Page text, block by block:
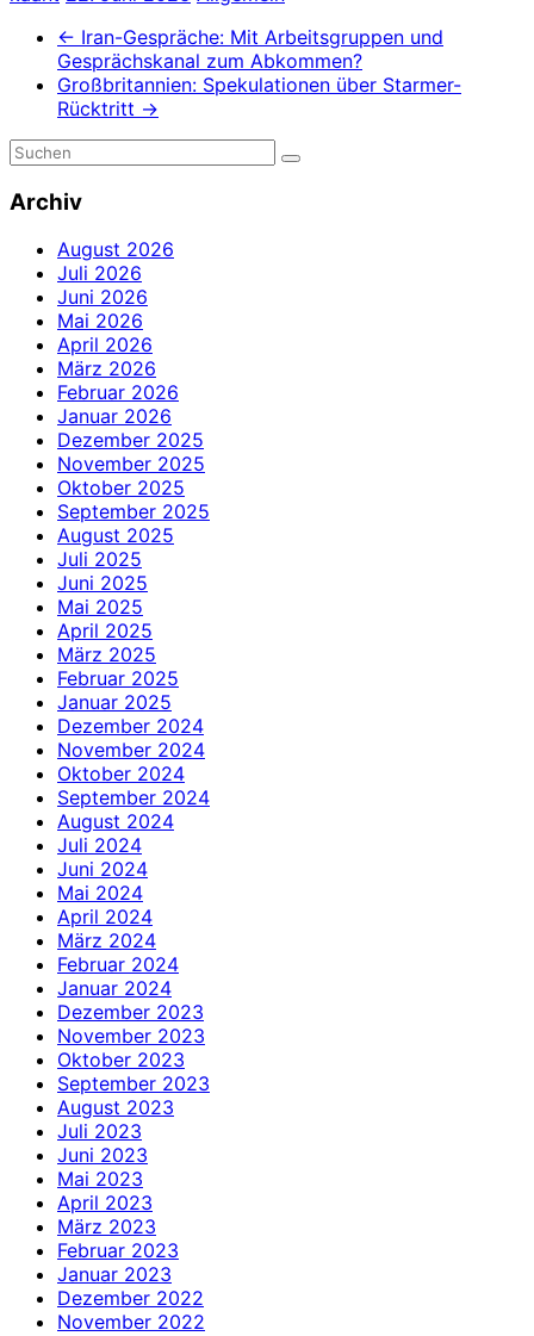
← Iran-Gespräche: Mit Arbeitsgruppen und
Gesprächskanal zum Abkommen?
Großbritannien: Spekulationen über Starmer-
Rücktritt →
Archiv
August 2026
Juli 2026
Juni 2026
Mai 2026
April 2026
März 2026
Februar 2026
Januar 2026
Dezember 2025
November 2025
Oktober 2025
September 2025
August 2025
Juli 2025
Juni 2025
Mai 2025
April 2025
März 2025
Februar 2025
Januar 2025
Dezember 2024
November 2024
Oktober 2024
September 2024
August 2024
Juli 2024
Juni 2024
Mai 2024
April 2024
März 2024
Februar 2024
Januar 2024
Dezember 2023
November 2023
Oktober 2023
September 2023
August 2023
Juli 2023
Juni 2023
Mai 2023
April 2023
März 2023
Februar 2023
Januar 2023
Dezember 2022
November 2022